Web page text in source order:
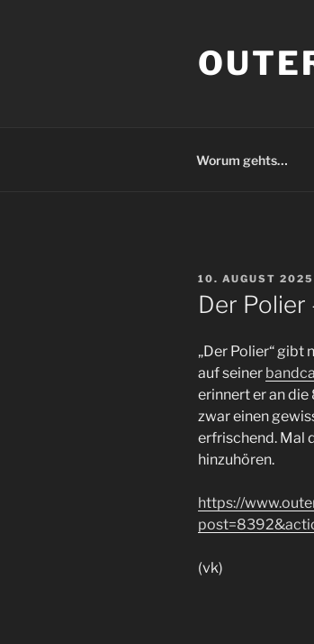
Worum gehts…
VERÖFFENTLICHT
AM
10. AUGUST 2025
Der Polier
„Der Polier“ gibt
auf seiner
erinnert er an die
zwar einen
erfrischend. Mal
hinzuhören.
https://
(vk)